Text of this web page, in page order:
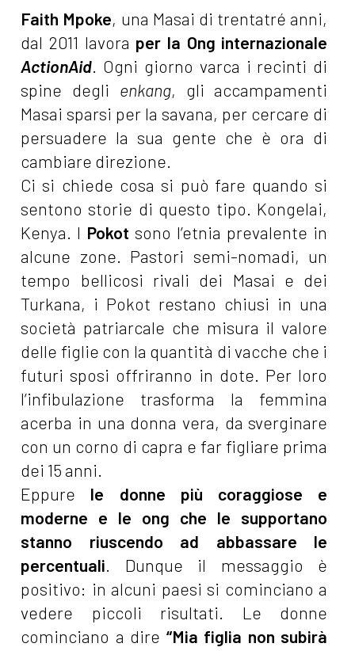
Faith Mpoke, una Masai di trentatré anni,
dal 2011 lavora per la Ong internazionale
ActionAid . Ogni giorno varca i recinti di
spine degli enkang, gli accampamenti
Masai sparsi per la savana, per cercare di
persuadere la sua gente che è ora di
cambiare direzione.
Ci si chiede cosa si può fare quando si
sentono storie di questo tipo. Kongelai,
Kenya. I Pokot sono l’etnia prevalente in
alcune zone. Pastori semi-nomadi, un
tempo bellicosi rivali dei Masai e dei
Turkana, i Pokot restano chiusi in una
società patriarcale che misura il valore
delle figlie con la quantità di vacche che i
futuri sposi offriranno in dote. Per loro
l’infibulazione trasforma la femmina
acerba in una donna vera, da sverginare
con un corno di capra e far figliare prima
dei 15 anni.
Eppure le donne più coraggiose e
moderne e le ong che le supportano
stanno riuscendo ad abbassare le
percentuali . Dunque il messaggio è
positivo: in alcuni paesi si cominciano a
vedere piccoli risultati. Le donne
cominciano a dire “Mia figlia non subirà